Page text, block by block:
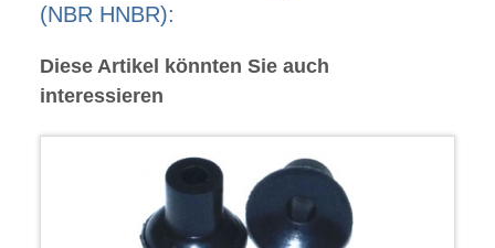
(NBR HNBR):
Diese Artikel könnten Sie auch
interessieren